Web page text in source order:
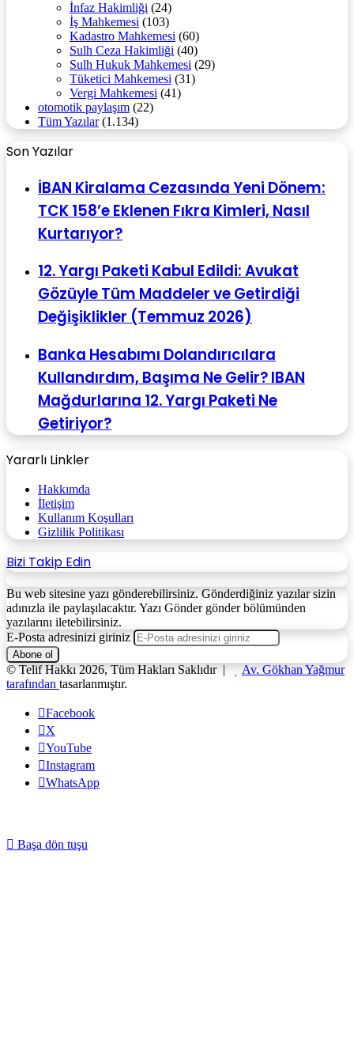
İnfaz Hakimliği (24)
İş Mahkemesi (103)
Kadastro Mahkemesi (60)
Sulh Ceza Hakimliği (40)
Sulh Hukuk Mahkemesi (29)
Tüketici Mahkemesi (31)
Vergi Mahkemesi (41)
otomotik paylaşım (22)
Tüm Yazılar(1.134)
Son Yazılar
İBAN Kiralama Cezasında Yeni Dönem:
TCK 158’e Eklenen Fıkra Kimleri, Nasıl
Kurtarıyor?
12. Yargı Paketi Kabul Edildi: Avukat
Gözüyle Tüm Maddeler ve Getirdiği
Değişiklikler (Temmuz 2026)
Banka Hesabımı Dolandırıcılara
Kullandırdım, Başıma Ne Gelir? IBAN
Mağdurlarına 12. Yargı Paketi Ne
Getiriyor?
Yararlı Linkler
Hakkımda
İletişim
Kullanım Koşulları
Gizlilik Politikası
Bizi Takip Edin
Bu web sitesine yazı gönderebilirsiniz. Gönderdiğiniz yazılar sizin
adınızla ile paylaşılacaktır. Yazı Gönder gönder bölümünden
yazılarını iletebilirsiniz.
E-Posta adresinizi giriniz
© Telif Hakkı 2026, Tüm Hakları Saklıdır | Av. Gökhan Yağmur
tarafından tasarlanmıştır.
Facebook
X
YouTube
Instagram
WhatsApp
Başa dön tuşu